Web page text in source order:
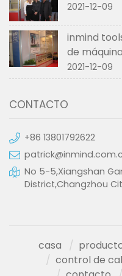
2021-12-09
inmind
de
2017.
2021-12-09
CONTACTO
+86 13801792622
No 5-5,Xiangshan
District,Changzhou
casa
control de